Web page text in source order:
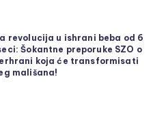
revolucija u ishrani beba od 6
Šokantne preporuke SZO o
koja će transformisati
mališana!